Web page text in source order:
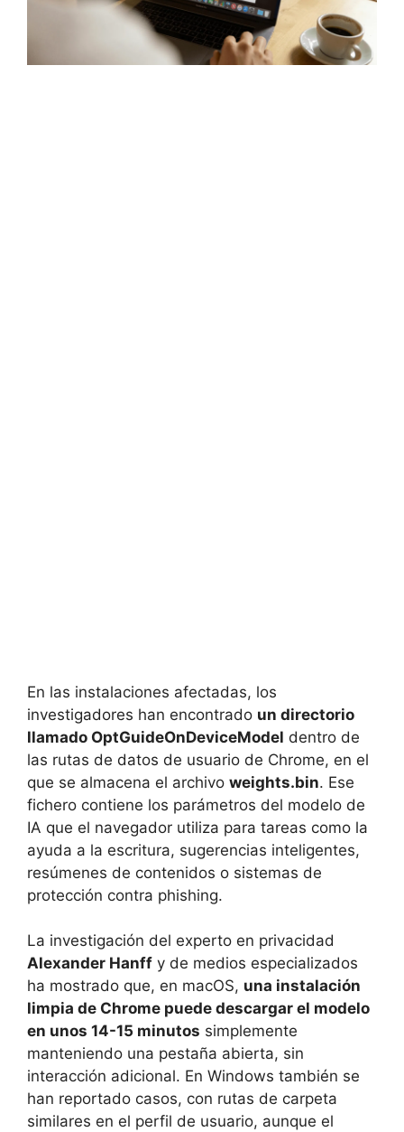
En las instalaciones afectadas, los
investigadores han encontrado un directorio
llamado OptGuideOnDeviceModel dentro de
las rutas de datos de usuario de Chrome, en el
que se almacena el archivo weights.bin. Ese
fichero contiene los parámetros del modelo de
IA que el navegador utiliza para tareas como la
ayuda a la escritura, sugerencias inteligentes,
resúmenes de contenidos o sistemas de
protección contra phishing.
La investigación del experto en privacidad
Alexander Hanff y de medios especializados
ha mostrado que, en macOS, una instalación
limpia de Chrome puede descargar el modelo
en unos 14-15 minutos simplemente
manteniendo una pestaña abierta, sin
interacción adicional. En Windows también se
han reportado casos, con rutas de carpeta
similares en el perfil de usuario, aunque el